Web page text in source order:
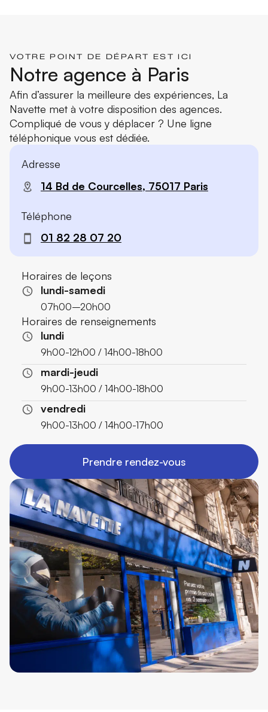
VOTRE POINT DE DÉPART EST ICI
Notre agence à Paris
Afin d’assurer la meilleure des expériences, La
Navette met à votre disposition des agences.
Compliqué de vous y déplacer ? Une ligne
téléphonique vous est dédiée.
Adresse
14 Bd de Courcelles, 75017 Paris
Téléphone
01 82 28 07 20
Horaires de leçons
lundi-samedi
07h00–20h00
Horaires de renseignements
lundi
9h00-12h00 / 14h00-18h00
mardi-jeudi
9h00-13h00 / 14h00-18h00
vendredi
9h00-13h00 / 14h00-17h00
Prendre rendez-vous